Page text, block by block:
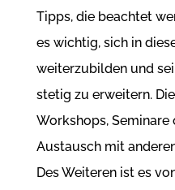
Tipps, die beachtet
es wichtig, sich in
weiterzubilden und
stetig zu erweitern.
Workshops,
Austausch mit
Des Weiteren ist es